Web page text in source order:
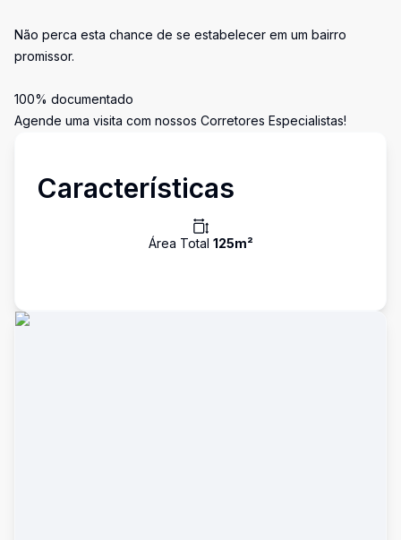
Não perca esta chance de se estabelecer em um bairro
promissor.
100% documentado
Agende uma visita com nossos Corretores Especialistas!
Características
Área Total 125m²